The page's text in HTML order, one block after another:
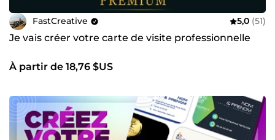
FastCreative 5,0 (51)
Je vais créer votre carte de visite professionnelle
À partir de 18,76 $US